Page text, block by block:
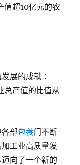
值超10亿元的农
展的成就：
总产值的比值从
各部包養门不断
工业高质量发
向了一个新的